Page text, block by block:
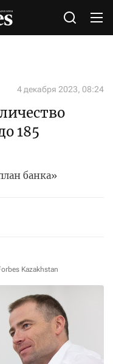
4 декабря 2023, 08:24
185
банка»
Kazakhstan